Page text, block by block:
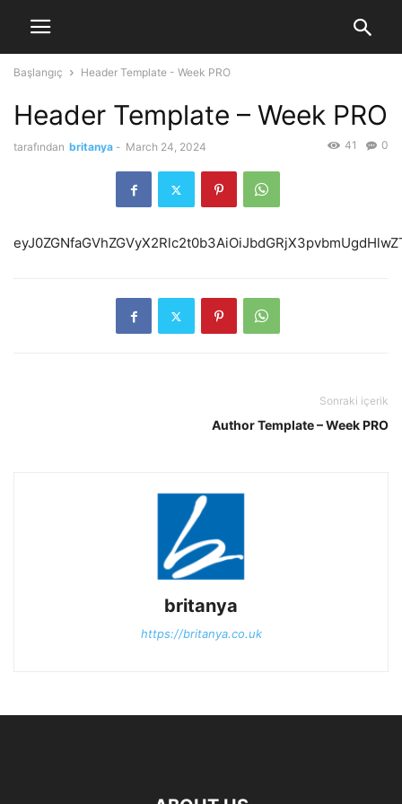
Başlangıç Header Template - Week PRO
Header Template – Week PRO
tarafından britanya - March 24, 2024 0
41
Sonraki içerik
Author Template – Week PRO
britanya
https://britanya.co.uk